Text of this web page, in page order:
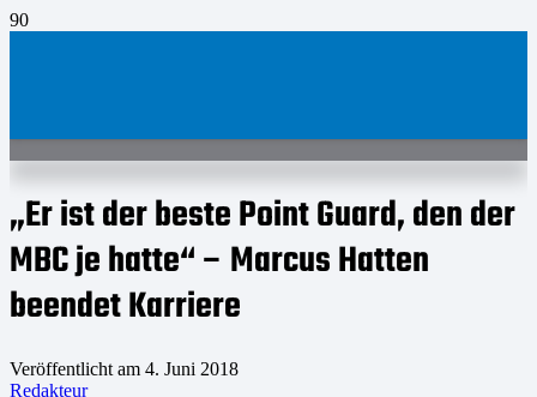
„Er ist der beste Point Guard, den der
MBC je hatte“ – Marcus Hatten
beendet Karriere
Veröffentlicht am 4. Juni 2018
Redakteur